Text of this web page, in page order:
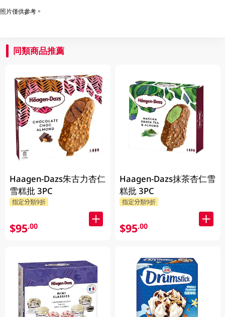
照片僅供參考。
同類商品推薦
Haagen-Dazs朱古力杏仁
雪糕批 3PC
指定分類9折
$95.00
Haagen-Dazs抹茶杏仁雪
糕批 3PC
指定分類9折
$95.00